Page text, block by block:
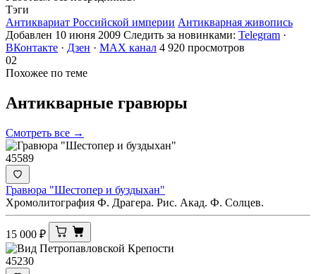
Тэги
Антиквариат Российской империи Антикварная живопись
Добавлен 10 июня 2009 Следить за новинками: Telegram ·
ВКонтакте · Дзен · MAX канал 4 920 просмотров
02
Похожее по теме
Антикварные гравюры
Смотреть все →
45589
Гравюра "Шестопер и буздыхан"
Хромолитография Ф. Драгера. Рис. Акад. Ф. Солцев.
15 000 ₽
45230